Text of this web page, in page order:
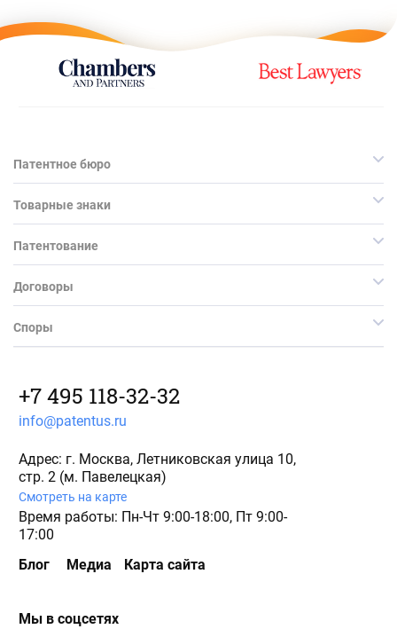
Патентное бюро
Товарные знаки
Патентование
Договоры
Споры
+7 495 118-32-32
info@patentus.ru
Адрес: г. Москва, Летниковская улица 10,
стр. 2 (м. Павелецкая)
Смотреть на карте
Время работы: Пн-Чт 9:00-18:00, Пт 9:00-
17:00
Блог
Медиа Карта сайта
Мы в соцсетях